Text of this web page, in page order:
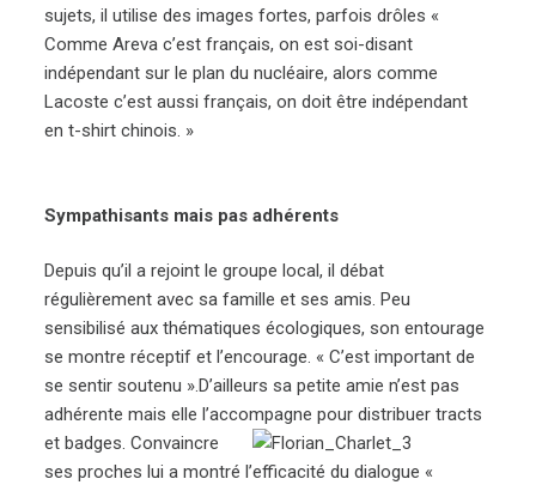
sujets, il utilise des images fortes, parfois drôles «
Comme Areva c’est français, on est soi-disant
indépendant sur le plan du nucléaire, alors comme
Lacoste c’est aussi français, on doit être indépendant
en t-shirt chinois. »
Sympathisants mais pas adhérents
Depuis qu’il a rejoint le groupe local, il débat
régulièrement avec sa famille et ses amis. Peu
sensibilisé aux thématiques écologiques, son entourage
se montre réceptif et l’encourage. « C’est important de
se sentir soutenu ».D’ailleurs sa petite amie n’est pas
adhérente mais elle l’accompagne pour distribuer tracts
et badges.Convaincre
ses proches lui a montré l’efficacité du dialogue «